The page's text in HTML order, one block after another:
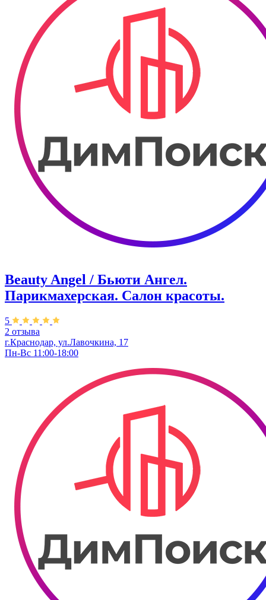
Beauty Angel / Бьюти Ангел.
Парикмахерская. Салон красоты.
5
2 отзыва
г.Краснодар, ул.Лавочкина, 17
Пн-Вс 11:00-18:00